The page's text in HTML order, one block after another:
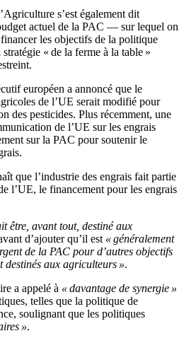
s’est également dit
actuel de la PAC — sur lequel on
les objectifs de la politique
« de la ferme à la table »
européen a annoncé que le
de l’UE serait modifié pour
des pesticides. Plus récemment, une
de l’UE sur les engrais
sur la PAC pour soutenir le
que l’industrie des engrais fait partie
l’UE, le financement pour les engrais
être, avant tout, destiné aux
d’ajouter qu’il est « généralement
de la PAC pour d’autres objectifs
destinés aux agriculteurs ».
a appelé à « davantage de synergie »
telles que la politique de
soulignant que les politiques
».